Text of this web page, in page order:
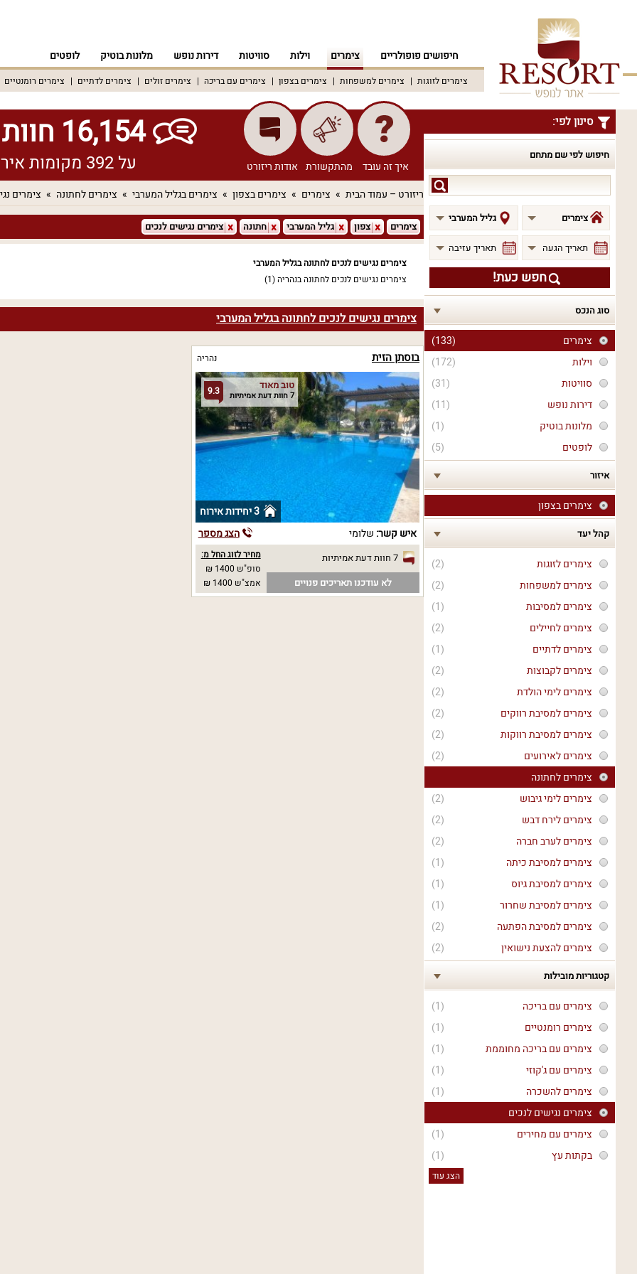
חיפושים פופולריים צימרים וילות סוויטות דירות נופש מלונות בוטיק לופטים
צימרים לזוגות צימרים למשפחות צימרים בצפון צימרים עם בריכה צימרים זולים צימרים לדתיים צימרים רומנטיים
סינון לפי:
חיפוש לפי שם מתחם
לפי
שם
מתחם
צימרים גליל המערבי
תאריך הגעה תאריך עזיבה
חפש כעת!
סוג הנכס
(133)
צימרים
(172)
וילות
(31)
סוויטות
(11)
דירות נופש
(1)
מלונות בוטיק
(5)
לופטים
איזור
צימרים בצפון
קהל יעד
(2)
צימרים לזוגות
(2)
צימרים למשפחות
(1)
צימרים למסיבות
(2)
צימרים לחיילים
(1)
צימרים לדתיים
(2)
צימרים לקבוצות
(2)
צימרים לימי הולדת
(2)
צימרים למסיבת רווקים
(2)
צימרים למסיבת רווקות
(2)
צימרים לאירועים
צימרים לחתונה
(2)
צימרים לימי גיבוש
(2)
צימרים לירח דבש
(2)
צימרים לערב חברה
(1)
צימרים למסיבת כיתה
(1)
צימרים למסיבת גיוס
(1)
צימרים למסיבת שחרור
(2)
צימרים למסיבת הפתעה
(2)
צימרים להצעת נישואין
קטגוריות מובילות
(1)
צימרים עם בריכה
(1)
צימרים רומנטיים
(1)
צימרים עם בריכה מחוממת
(1)
צימרים עם ג'קוזי
(1)
צימרים להשכרה
צימרים נגישים לנכים
(1)
צימרים עם מחירים
(1)
בקתות עץ
הצג עוד
איך זה עובד מהתקשורת אודות ריזורט
16,154 חוות דעת אמיתיות!
על 392 מקומות אירוח שונים ברחבי הארץ
ריזורט – עמוד הבית צימרים צימרים בצפון צימרים בגליל המערבי צימרים לחתונה צימרים
צימרים צפון גליל המערבי חתונה צימרים נגישים לנכים
צימרים נגישים לנכים לחתונה בגליל המערבי
צימרים נגישים לנכים לחתונה בנהריה(1)
צימרים נגישים לנכים לחתונה בגליל המערבי
בוסתן הזית נהריה
9.3 טוב מאוד
7 חוות דעת אמיתיות
3 יחידות אירוח
איש קשר: שלומי הצג מספר
7 חוות דעת אמיתיות
לא עודכנו תאריכים פנויים
מחיר לזוג החל מ:
סופ"ש 1400 ₪
אמצ"ש 1400 ₪